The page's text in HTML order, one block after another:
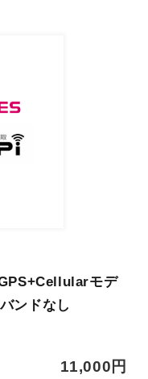
モデ
ンドなし
11,000円